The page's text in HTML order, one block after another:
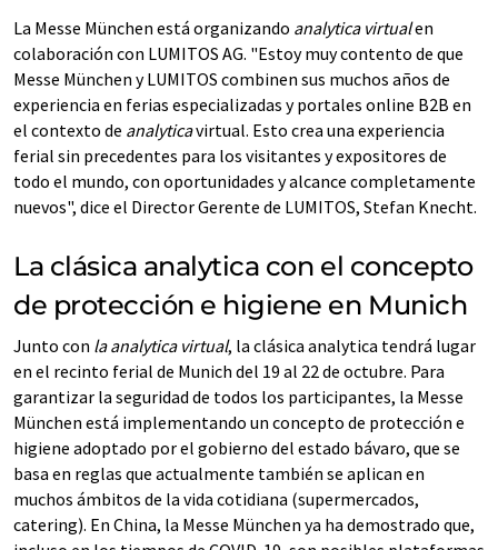
La Messe München está organizando analytica virtualen
colaboración con LUMITOS AG. "Estoy muy contento de que
Messe München y LUMITOS combinen sus muchos años de
experiencia en ferias especializadas y portales online B2B en
el contexto de analyticavirtual. Esto crea una experiencia
ferial sin precedentes para los visitantes y expositores de
todo el mundo, con oportunidades y alcance completamente
nuevos", dice el Director Gerente de LUMITOS, Stefan Knecht.
La clásica analytica con el concepto
de protección e higiene en Munich
Junto con la analytica virtual, la clásica analytica tendrá lugar
en el recinto ferial de Munich del 19 al 22 de octubre. Para
garantizar la seguridad de todos los participantes, la Messe
München está implementando un concepto de protección e
higiene adoptado por el gobierno del estado bávaro, que se
basa en reglas que actualmente también se aplican en
muchos ámbitos de la vida cotidiana (supermercados,
catering). En China, la Messe München ya ha demostrado que,